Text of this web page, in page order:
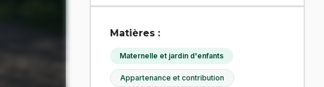
Matières :
Maternelle et jardin d'enfants
Appartenance et contribution